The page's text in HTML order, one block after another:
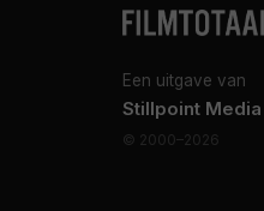
Een uitgave van
Stillpoint Media
© 2000–2026